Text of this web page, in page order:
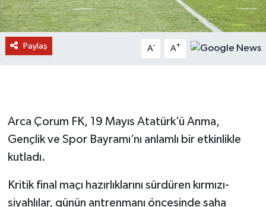
Paylaş A- A+
Arca Çorum FK, 19 Mayıs Atatürk’ü Anma,
Gençlik ve Spor Bayramı’nı anlamlı bir etkinlikle
kutladı.
Kritik final maçı hazırlıklarını sürdüren kırmızı-
siyahlılar, günün antrenmanı öncesinde saha